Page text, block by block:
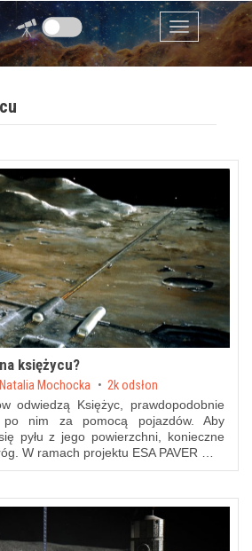
Menu
księżycu?
Natalia Mochocka 2k odsłon
odwiedzą Księżyc, prawdopodobnie
nim za pomocą pojazdów. Aby
pyłu z jego powierzchni, konieczne
W ramach projektu ESA PAVER …